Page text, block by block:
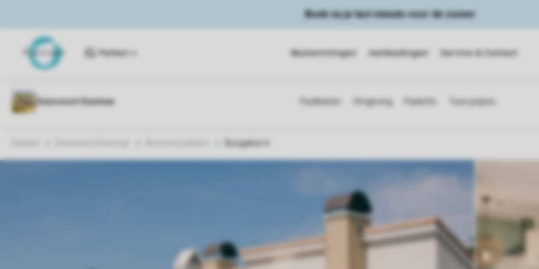
Boek nu je last minute voor de zomer
Parken Bestemmingen Aanbiedingen Service & Contact
Bungalow 6